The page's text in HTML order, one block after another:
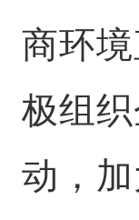
商环
极组
动，